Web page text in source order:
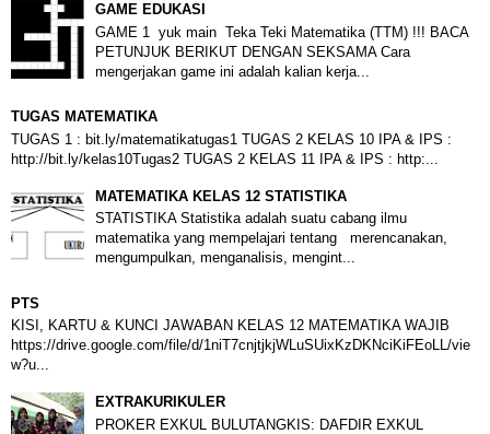
GAME EDUKASI
GAME 1 yuk main Teka Teki Matematika (TTM) !!! BACA
PETUNJUK BERIKUT DENGAN SEKSAMA Cara
mengerjakan game ini adalah kalian kerja...
TUGAS MATEMATIKA
TUGAS 1 : bit.ly/matematikatugas1 TUGAS 2 KELAS 10 IPA & IPS :
http://bit.ly/kelas10Tugas2 TUGAS 2 KELAS 11 IPA & IPS : http:...
MATEMATIKA KELAS 12 STATISTIKA
STATISTIKA Statistika adalah suatu cabang ilmu
matematika yang mempelajari tentang merencanakan,
mengumpulkan, menganalisis, mengint...
PTS
KISI, KARTU & KUNCI JAWABAN KELAS 12 MATEMATIKA WAJIB
https://drive.google.com/file/d/1niT7cnjtjkjWLuSUixKzDKNciKiFEoLL/vie
w?u...
EXTRAKURIKULER
PROKER EXKUL BULUTANGKIS: DAFDIR EXKUL